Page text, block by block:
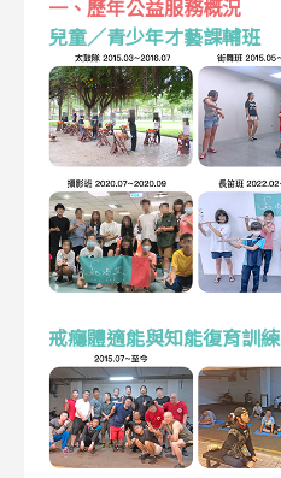
一、歷年公益服務概況
兒童／青少年才藝課輔班
戒癮體適能與知能復育訓練